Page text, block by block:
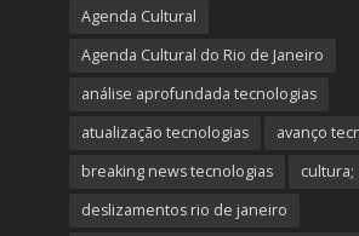
Agenda Cultural
Agenda Cultural do Rio de Janeiro
análise aprofundada tecnologias
atualização tecnologias
avanço
breaking news tecnologias
cultura;
deslizamentos rio de janeiro